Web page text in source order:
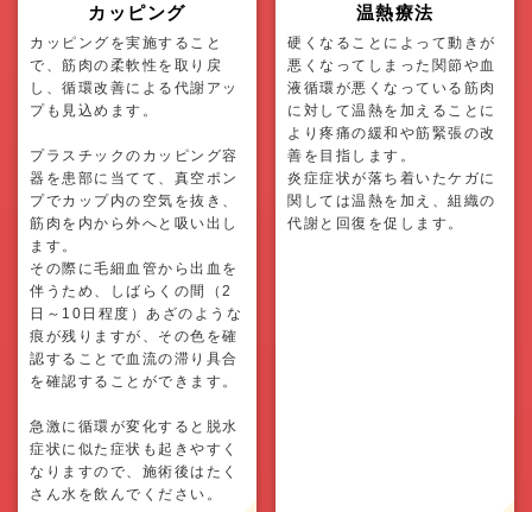
カッピング
カッピングを実施すること
で、筋肉の柔軟性を取り戻
し、循環改善による代謝アッ
プも見込めます。
プラスチックのカッピング容
器を患部に当てて、真空ポン
プでカップ内の空気を抜き、
筋肉を内から外へと吸い出し
ます。
その際に毛細血管から出血を
伴うため、しばらくの間（2
日～10日程度）あざのような
痕が残りますが、その色を確
認することで血流の滞り具合
を確認することができます。
急激に循環が変化すると脱水
症状に似た症状も起きやすく
なりますので、施術後はたく
さん水を飲んでください。
温熱療法
硬くなることによって動きが
悪くなってしまった関節や血
液循環が悪くなっている筋肉
に対して温熱を加えることに
より疼痛の緩和や筋緊張の改
善を目指します。
炎症症状が落ち着いたケガに
関しては温熱を加え、組織の
代謝と回復を促します。